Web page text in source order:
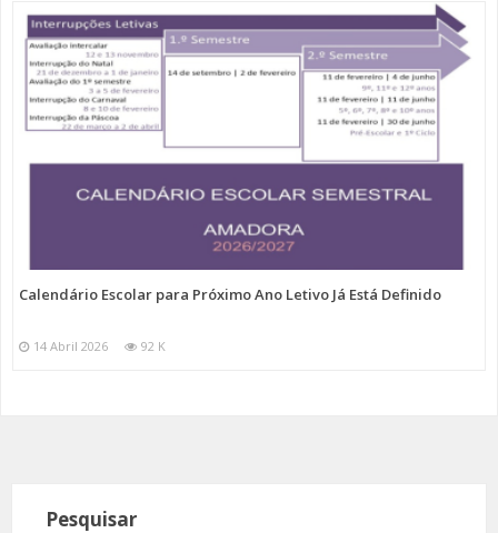
Calendário Escolar para Próximo Ano Letivo Já Está Definido
14 Abril 2026 92 K
Pesquisar